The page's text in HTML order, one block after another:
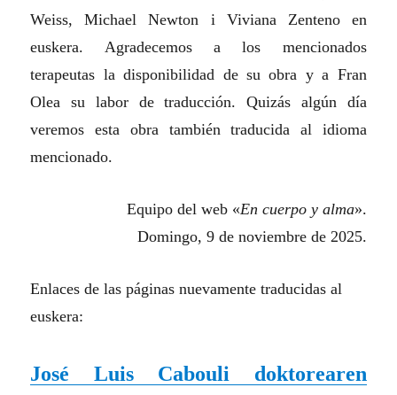
Weiss, Michael Newton i Viviana Zenteno en
euskera. Agradecemos a los mencionados
terapeutas la disponibilidad de su obra y a Fran
Olea su labor de traducción. Quizás algún día
veremos esta obra también traducida al idioma
mencionado.
Equipo del web «En cuerpo y alma».
Domingo, 9 de noviembre de 2025.
Enlaces de las páginas nuevamente traducidas al
euskera:
José Luis Cabouli doktorearen